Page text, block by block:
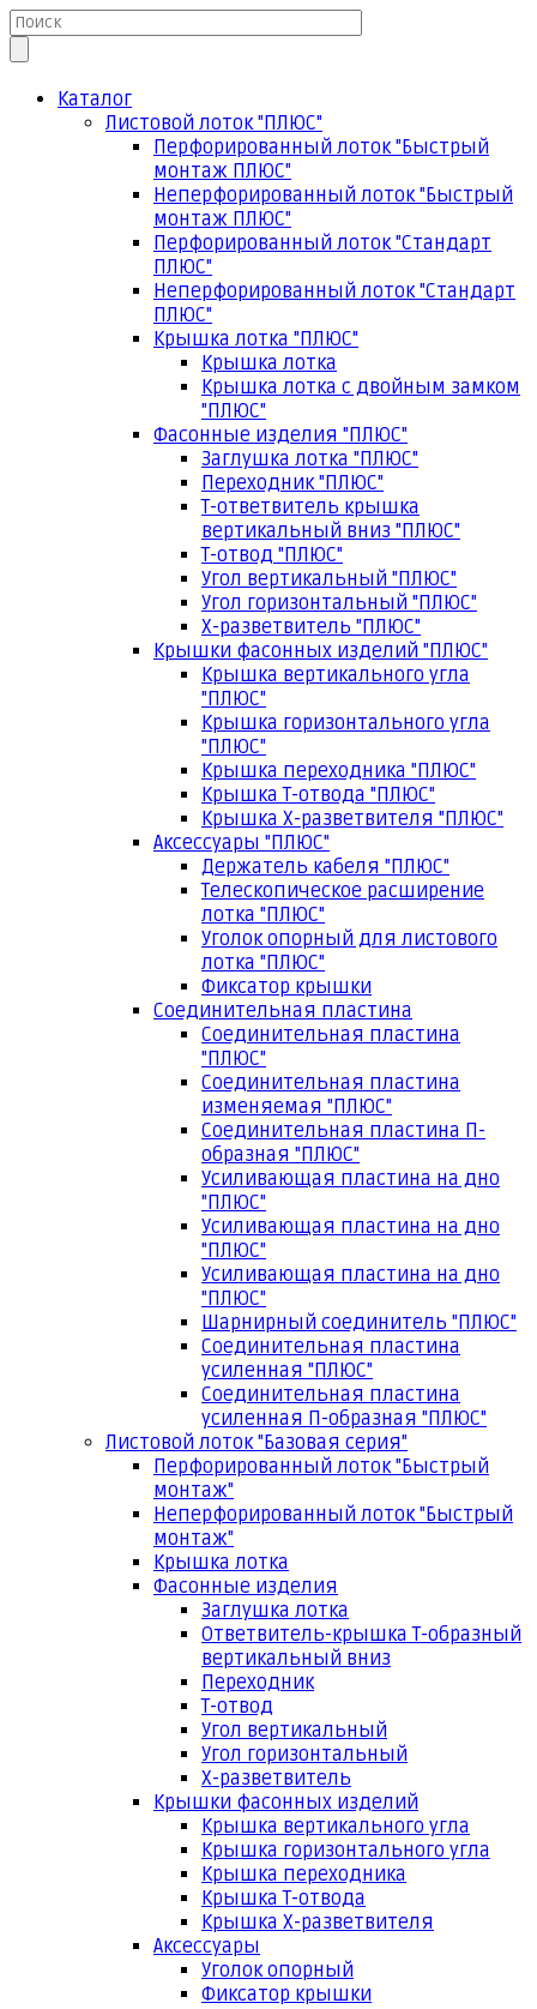
Каталог
Листовой лоток "ПЛЮС"
Перфорированный лоток "Быстрый
монтаж ПЛЮС"
Неперфорированный лоток "Быстрый
монтаж ПЛЮС"
Перфорированный лоток "Стандарт
ПЛЮС"
Неперфорированный лоток "Стандарт
ПЛЮС"
Крышка лотка "ПЛЮС"
Крышка лотка
Крышка лотка с двойным замком
"ПЛЮС"
Фасонные изделия "ПЛЮС"
Заглушка лотка "ПЛЮС"
Переходник "ПЛЮС"
Т-ответвитель крышка
вертикальный вниз "ПЛЮС"
Т-отвод "ПЛЮС"
Угол вертикальный "ПЛЮС"
Угол горизонтальный "ПЛЮС"
Х-разветвитель "ПЛЮС"
Крышки фасонных изделий "ПЛЮС"
Крышка вертикального угла
"ПЛЮС"
Крышка горизонтального угла
"ПЛЮС"
Крышка переходника "ПЛЮС"
Крышка Т-отвода "ПЛЮС"
Крышка Х-разветвителя "ПЛЮС"
Аксессуары "ПЛЮС"
Держатель кабеля "ПЛЮС"
Телескопическое расширение
лотка "ПЛЮС"
Уголок опорный для листового
лотка "ПЛЮС"
Фиксатор крышки
Соединительная пластина
Соединительная пластина
"ПЛЮС"
Соединительная пластина
изменяемая "ПЛЮС"
Соединительная пластина П-
образная "ПЛЮС"
Усиливающая пластина на дно
"ПЛЮС"
Усиливающая пластина на дно
"ПЛЮС"
Усиливающая пластина на дно
"ПЛЮС"
Шарнирный соединитель "ПЛЮС"
Соединительная пластина
усиленная "ПЛЮС"
Соединительная пластина
усиленная П-образная "ПЛЮС"
Листовой лоток "Базовая серия"
Перфорированный лоток "Быстрый
монтаж"
Неперфорированный лоток "Быстрый
монтаж"
Крышка лотка
Фасонные изделия
Заглушка лотка
Ответвитель-крышка Т-образный
вертикальный вниз
Переходник
Т-отвод
Угол вертикальный
Угол горизонтальный
Х-разветвитель
Крышки фасонных изделий
Крышка вертикального угла
Крышка горизонтального угла
Крышка переходника
Крышка Т-отвода
Крышка Х-разветвителя
Аксессуары
Уголок опорный
Фиксатор крышки